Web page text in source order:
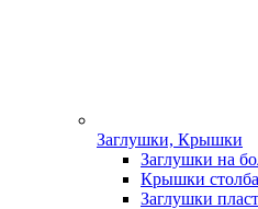
Заглушки, Крышки
Заглушки на
Крышки столба
Заглушки